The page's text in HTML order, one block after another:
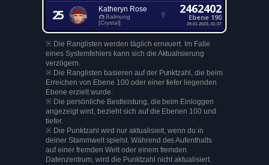
25 Katheryn Rose
Balmung
[Crystal]
2462402
Ebene 190
29.01.2023, 01:37
※ Die Ranglisten werden täglich erneuert. Im Falle
eines Systemfehlers kann sich die Aktualisierung
verzögern.
※ Die Ranglisten basieren auf der Punktzahl, die beim
Erreichen von Ebene 100 oder einer tiefer liegenden
Ebene erzielt wurde.
※ Die persönliche Bestleistung, die beim Einloggen
angezeigt wird, bezieht sich auf die Ebenen 100 und
tiefer.
※ Die Punktzahl wird nur aktualisiert, wenn du in
deiner Stammwelt spielst. Während des Aufenthalts
auf einer fremden Welt oder einem fremden
Datenzentrum, wird die Punktzahl nicht aktualisiert.